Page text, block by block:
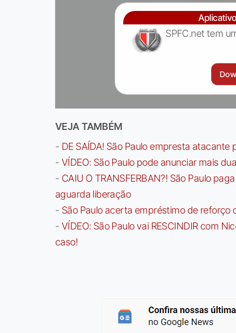
SPFC.net tem
VEJA TAMBÉM
- DE SAÍDA! São Paulo empresta atacante
- VÍDEO: São Paulo pode anunciar mais
- CAIU O TRANSFERBAN?! São Paulo
aguarda liberação
- São Paulo acerta empréstimo de
- VÍDEO: São Paulo vai RESCINDIR com
caso!